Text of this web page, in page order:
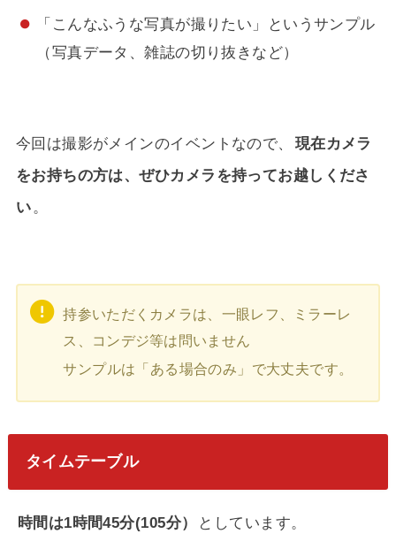
「こんなふうな写真が撮りたい」というサンプル
（写真データ、雑誌の切り抜きなど）
今回は撮影がメインのイベントなので、
現在カメラ
をお持ちの方は、ぜひカメラを持ってお越しくださ
い 。
持参いただくカメラは、一眼レフ、ミラーレ
ス、コンデジ等は問いません
サンプルは「ある場合のみ」で大丈夫です。
タイムテーブル
時間は1時間45分(105分） としています。